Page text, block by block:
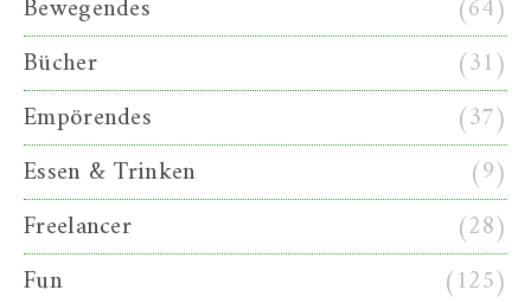
Bewegendes
(64)
Bücher
(31)
Empörendes
(37)
Essen & Trinken
(9)
Freelancer
(28)
Fun
(125)